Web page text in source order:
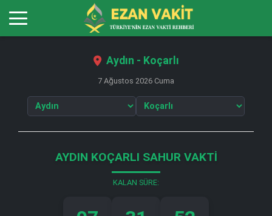
Aydın - Koçarlı
7 Ağustos 2026 Cuma
AYDIN KOÇARLI SAHUR VAKTI
KALAN SÜRE: